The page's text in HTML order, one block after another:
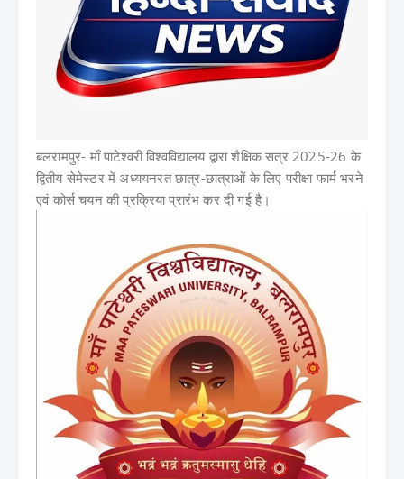
बलरामपुर- माँ पाटेश्वरी विश्वविद्यालय द्वारा शैक्षिक सत्र 2025-26 के
द्वितीय सेमेस्टर में अध्ययनरत छात्र-छात्राओं के लिए परीक्षा फार्म भरने
एवं कोर्स चयन की प्रक्रिया प्रारंभ कर दी गई है।